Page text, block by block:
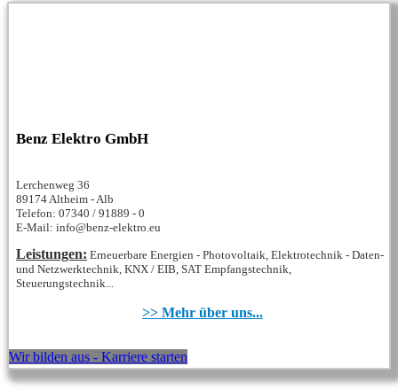
Benz Elektro GmbH
Lerchenweg 36
89174 Altheim - Alb
Telefon: 07340 / 91889 - 0
E-Mail: info@benz-elektro.eu
Leistungen: Erneuerbare Energien - Photovoltaik, Elektrotechnik - Daten-
und Netzwerktechnik, KNX / EIB, SAT Empfangstechnik,
Steuerungstechnik...
>> Mehr über uns...
Wir bilden aus - Karriere starten